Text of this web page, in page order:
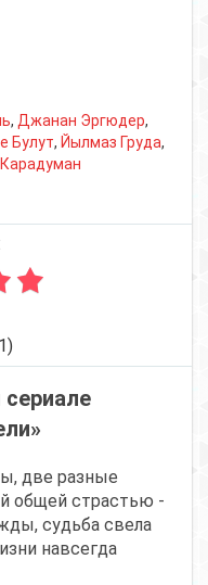
, Джанан Эргюдер,
Булут, Йылмаз Груда,
1)
две разные
общей страстью -
судьба свела
навсегда